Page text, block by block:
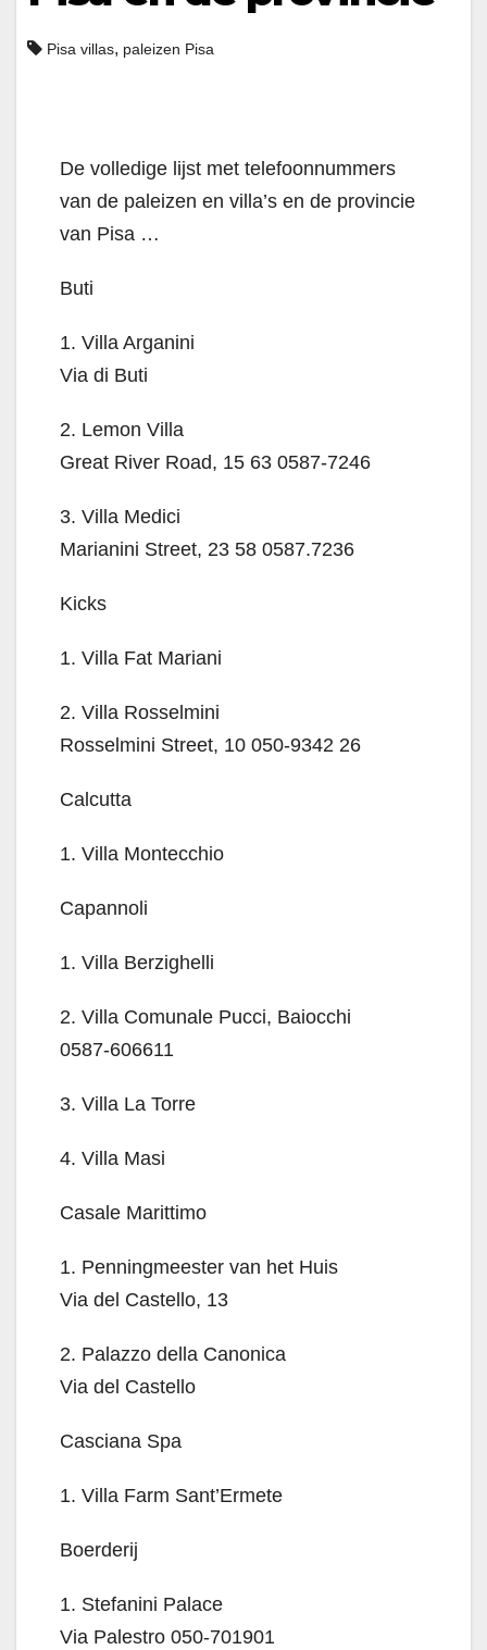
Pisa villas, paleizen Pisa
De volledige lijst met telefoonnummers
van de paleizen en villa’s en de provincie
van Pisa …
Buti
1. Villa Arganini
Via di Buti
2. Lemon Villa
Great River Road, 15 63 0587-7246
3. Villa Medici
Marianini Street, 23 58 0587.7236
Kicks
1. Villa Fat Mariani
2. Villa Rosselmini
Rosselmini Street, 10 050-9342 26
Calcutta
1. Villa Montecchio
Capannoli
1. Villa Berzighelli
2. Villa Comunale Pucci, Baiocchi
0587-606611
3. Villa La Torre
4. Villa Masi
Casale Marittimo
1. Penningmeester van het Huis
Via del Castello, 13
2. Palazzo della Canonica
Via del Castello
Casciana Spa
1. Villa Farm Sant’Ermete
Boerderij
1. Stefanini Palace
Via Palestro 050-701901